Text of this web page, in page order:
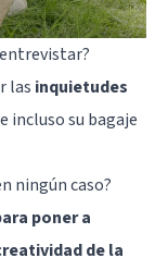
las inquietudes
incluso su bagaje
ningún caso?
poner a
de la